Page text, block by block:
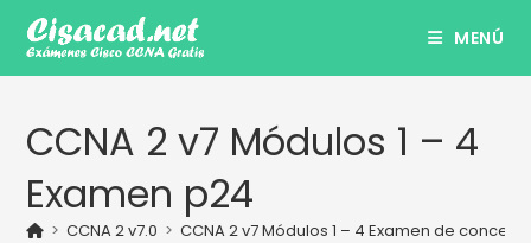
contenido
MENÚ
CCNA 2 v7 Módulos 1 – 4
Examen p24
> CCNA 2 v7.0 > CCNA 2 v7 Módulos 1 – 4 Examen de